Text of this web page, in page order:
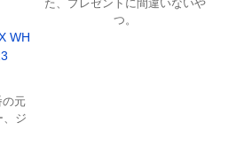
WH
の元
、ジ
た、プレゼントに間違いないや
つ。